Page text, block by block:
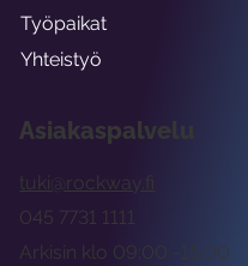
Asiakaspalvelu
tuki@rockway.fi
Arkisin klo 09:00 -15:00
045 7731 1111
Työpaikat
Yhteistyö